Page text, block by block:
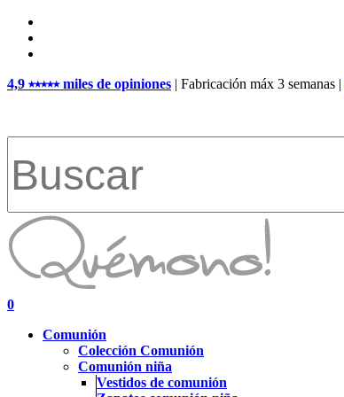
Skip
main
4,9 ⭑⭑⭑⭑⭑ miles de opiniones | Fabricación máx 3 semanas |
Close
Search
search
account
0
Comunión
Colección Comunión
Comunión niña
Vestidos de comunión